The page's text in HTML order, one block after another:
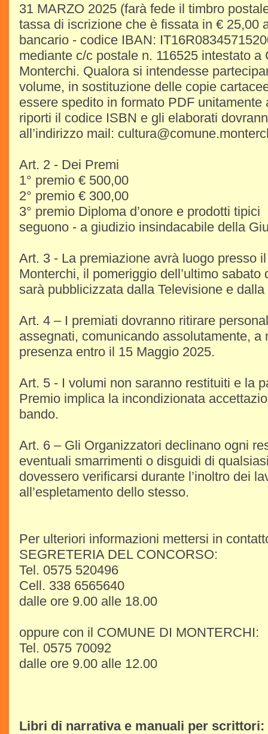
31 MARZO 2025 (farà fede il timbro
tassa di iscrizione che è fissata in € 25,00
bancario - codice IBAN:
mediante c/c postale n. 116525 intestato a
Monterchi. Qualora si intendesse
volume, in sostituzione delle copie
essere spedito in formato PDF unitamente
riporti il codice ISBN e gli elaborati
all’indirizzo mail:
Art. 2 - Dei Premi
1° premio € 500,00
2° premio € 300,00
3° premio Diploma d’onore e prodotti tipici
seguono - a giudizio insindacabile della
Art. 3 - La premiazione avrà luogo presso
Monterchi, il pomeriggio dell’ultimo sabato
sarà pubblicizzata dalla Televisione e
Art. 4 – I premiati dovranno ritirare
assegnati, comunicando assolutamente, a
presenza entro il 15 Maggio 2025.
Art. 5 - I volumi non saranno restituiti e la
Premio implica la incondizionata
bando.
Art. 6 – Gli Organizzatori declinano ogni
eventuali smarrimenti o disguidi di
dovessero verificarsi durante l’inoltro dei
all’espletamento dello stesso.
Per ulteriori informazioni mettersi in
SEGRETERIA DEL CONCORSO:
Tel. 0575 520496
Cell. 338 6565640
dalle ore 9.00 alle 18.00
oppure con il COMUNE DI MONTERCHI:
Tel. 0575 70092
dalle ore 9.00 alle 12.00
Libri di narrativa e manuali per scrittori: